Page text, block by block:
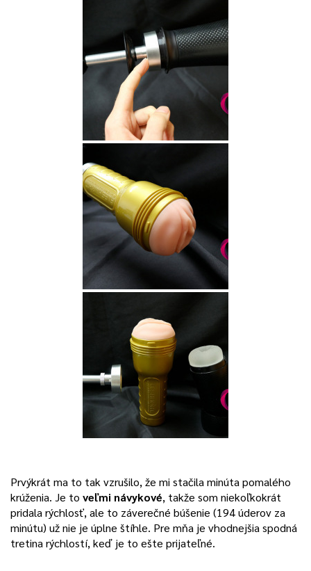
Prvýkrát ma to tak vzrušilo, že mi stačila minúta pomalého
krúženia. Je to veľmi návykové, takže som niekoľkokrát
pridala rýchlosť, ale to záverečné búšenie (194 úderov za
minútu) už nie je úplne štíhle. Pre mňa je vhodnejšia spodná
tretina rýchlostí, keď je to ešte prijateľné.